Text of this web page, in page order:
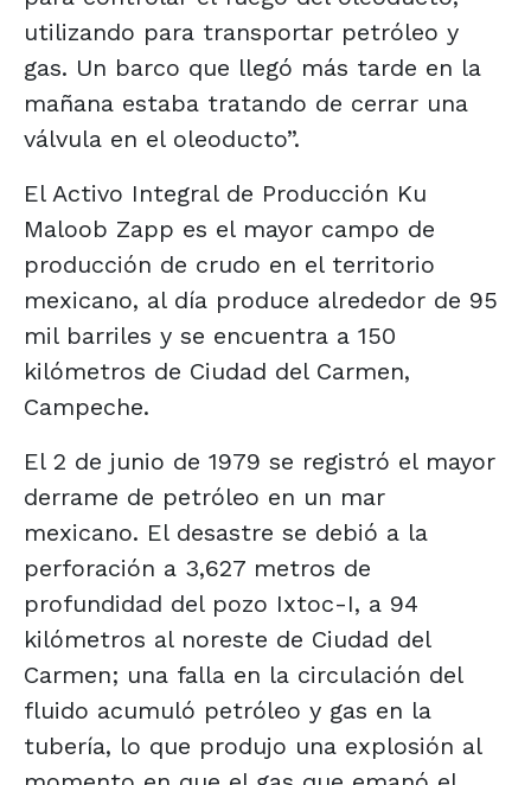
utilizando para transportar petróleo y
gas. Un barco que llegó más tarde en la
mañana estaba tratando de cerrar una
válvula en el oleoducto”.
El Activo Integral de Producción Ku
Maloob Zapp es el mayor campo de
producción de crudo en el territorio
mexicano, al día produce alrededor de 95
mil barriles y se encuentra a 150
kilómetros de Ciudad del Carmen,
Campeche.
El 2 de junio de 1979 se registró el mayor
derrame de petróleo en un mar
mexicano. El desastre se debió a la
perforación a 3,627 metros de
profundidad del pozo Ixtoc-I, a 94
kilómetros al noreste de Ciudad del
Carmen; una falla en la circulación del
fluido acumuló petróleo y gas en la
tubería, lo que produjo una explosión al